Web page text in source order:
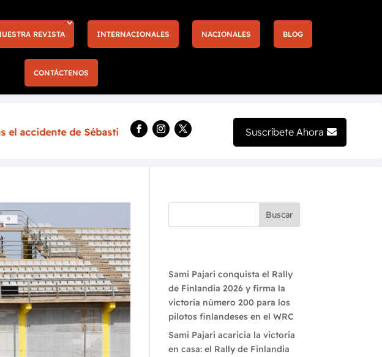
REVISTA INTERNACIONALES NACIONALES BLOG
CONTÁCTENOS
Ogier Más entradas y nuevas experiencias llegan a la F1 de
Suscríbete Ahora
Buscar
Sami Pajari conquista el Rally
de Finlandia 2026 y firma la
victoria número 200 para los
pilotos finlandeses en el WRC
Sami Pajari acaricia la victoria
en casa: el Rally de Finlandia